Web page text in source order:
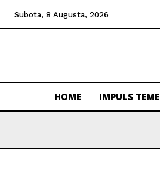
Subota, 8 Augusta, 2026
HOME IMPULS TEME